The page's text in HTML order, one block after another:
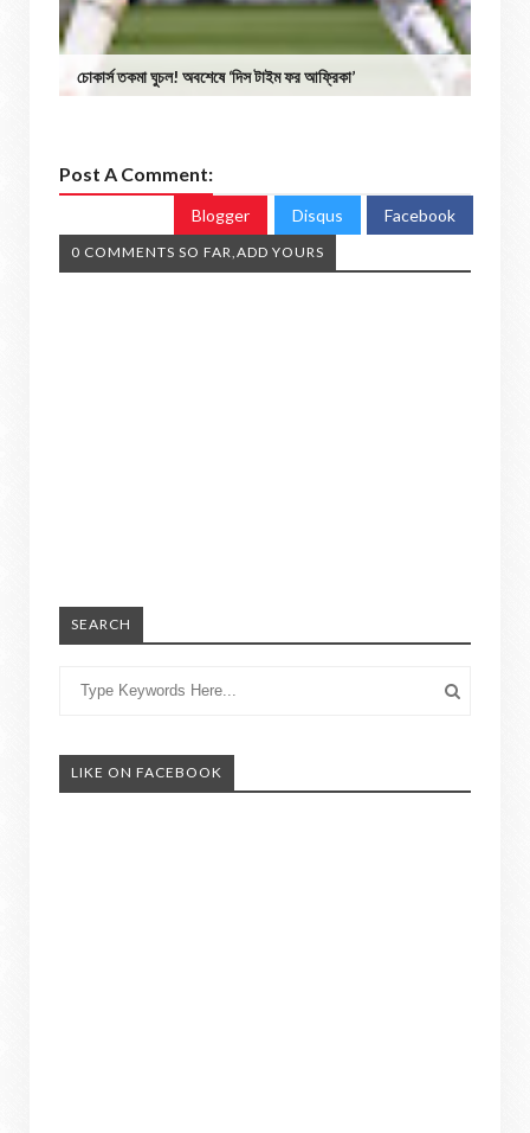
চোকার্স তকমা ঘুচল! অবশেষে ‘দিস টাইম ফর আফ্রিকা’
Post A Comment:
Blogger Disqus Facebook
0 COMMENTS SO FAR,ADD YOURS
SEARCH
LIKE ON FACEBOOK